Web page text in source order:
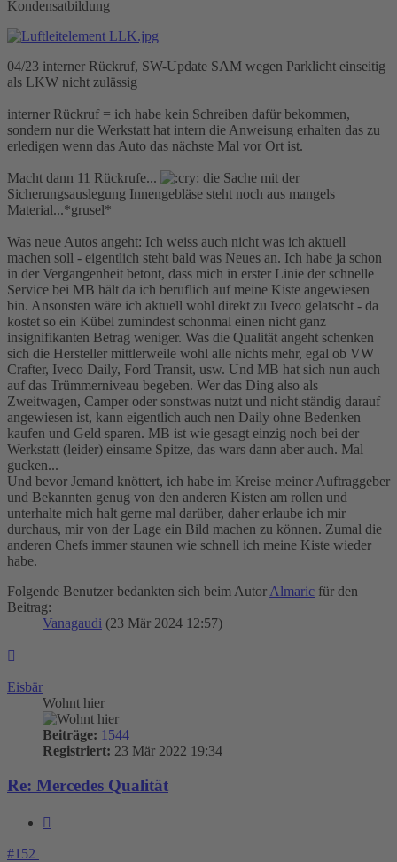
Kondensatbildung
04/23 interner Rückruf, SW-Update SAM wegen Parklicht einseitig
als LKW nicht zulässig
interner Rückruf = ich habe kein Schreiben dafür bekommen,
sondern nur die Werkstatt hat intern die Anweisung erhalten das zu
erledigen wenn das Auto das nächste Mal vor Ort ist.
Macht dann 11 Rückrufe...
die Sache mit der
Sicherungsauslegung Innengebläse steht noch aus mangels
Material...*grusel*
Was neue Autos angeht: Ich weiss auch nicht was ich aktuell
machen soll - eigentlich steht bald was Neues an. Ich habe ja schon
in der Vergangenheit betont, dass mich in erster Linie der schnelle
Service bei MB hält da ich beruflich auf meine Kiste angewiesen
bin. Ansonsten wäre ich aktuell wohl direkt zu Iveco gelatscht - da
kostet so ein Kübel zumindest schonmal einen nicht ganz
insignifikanten Betrag weniger. Was die Qualität angeht schenken
sich die Hersteller mittlerweile wohl alle nichts mehr, egal ob VW
Crafter, Iveco Daily, Ford Transit, usw. Und MB hat sich nun auch
auf das Trümmerniveau begeben. Wer das Ding also als
Zweitwagen, Camper oder sonstwas nutzt und nicht ständig darauf
angewiesen ist, kann eigentlich auch nen Daily ohne Bedenken
kaufen und Geld sparen. MB ist wie gesagt einzig noch bei der
Werkstatt (leider) einsame Spitze, das wars dann aber auch. Mal
gucken...
Und bevor Jemand knöttert, ich habe im Kreise meiner Auftraggeber
und Bekannten genug von den anderen Kisten am rollen und
unterhalte mich halt gerne mal darüber, daher erlaube ich mir
durchaus, mir von der Lage ein Bild machen zu können. Zumal die
anderen Chefs immer staunen wie schnell ich meine Kiste wieder
habe.
Folgende Benutzer bedankten sich beim AutorAlmaric für den
Beitrag:
Vanagaudi (23 Mär 2024 12:57)
Eisbär
Wohnt hier
Beiträge: 1544
Registriert: 23 Mär 2022 19:34
Re: Mercedes Qualität
#152